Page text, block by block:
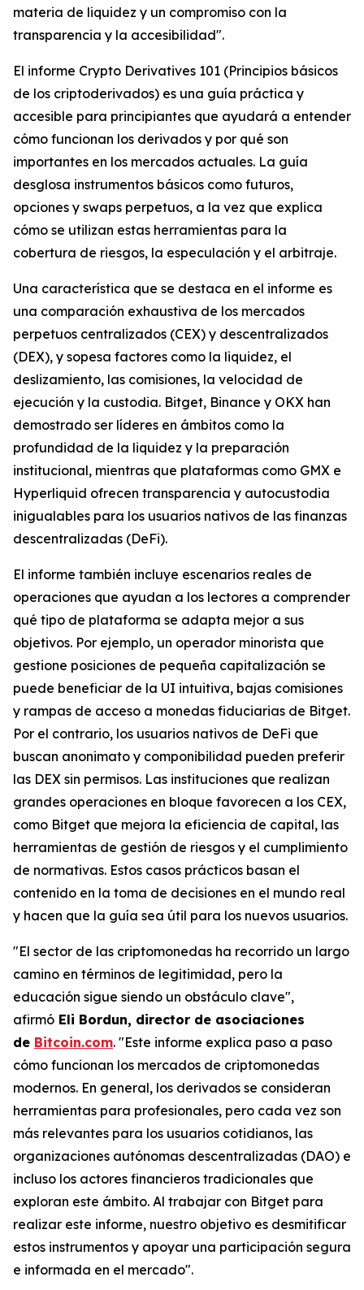
materia de liquidez y un compromiso con la
transparencia y la accesibilidad".
El informe Crypto Derivatives 101 (Principios básicos
de los criptoderivados) es una guía práctica y
accesible para principiantes que ayudará a entender
cómo funcionan los derivados y por qué son
importantes en los mercados actuales. La guía
desglosa instrumentos básicos como futuros,
opciones y swaps perpetuos, a la vez que explica
cómo se utilizan estas herramientas para la
cobertura de riesgos, la especulación y el arbitraje.
Una característica que se destaca en el informe es
una comparación exhaustiva de los mercados
perpetuos centralizados (CEX) y descentralizados
(DEX), y sopesa factores como la liquidez, el
deslizamiento, las comisiones, la velocidad de
ejecución y la custodia. Bitget, Binance y OKX han
demostrado ser líderes en ámbitos como la
profundidad de la liquidez y la preparación
institucional, mientras que plataformas como GMX e
Hyperliquid ofrecen transparencia y autocustodia
inigualables para los usuarios nativos de las finanzas
descentralizadas (DeFi).
El informe también incluye escenarios reales de
operaciones que ayudan a los lectores a comprender
qué tipo de plataforma se adapta mejor a sus
objetivos. Por ejemplo, un operador minorista que
gestione posiciones de pequeña capitalización se
puede beneficiar de la UI intuitiva, bajas comisiones
y rampas de acceso a monedas fiduciarias de Bitget.
Por el contrario, los usuarios nativos de DeFi que
buscan anonimato y componibilidad pueden preferir
las DEX sin permisos. Las instituciones que realizan
grandes operaciones en bloque favorecen a los CEX,
como Bitget que mejora la eficiencia de capital, las
herramientas de gestión de riesgos y el cumplimiento
de normativas. Estos casos prácticos basan el
contenido en la toma de decisiones en el mundo real
y hacen que la guía sea útil para los nuevos usuarios.
"El sector de las criptomonedas ha recorrido un largo
camino en términos de legitimidad, pero la
educación sigue siendo un obstáculo clave",
afirmó Eli Bordun, director de asociaciones
de Bitcoin.com. "Este informe explica paso a paso
cómo funcionan los mercados de criptomonedas
modernos. En general, los derivados se consideran
herramientas para profesionales, pero cada vez son
más relevantes para los usuarios cotidianos, las
organizaciones autónomas descentralizadas (DAO) e
incluso los actores financieros tradicionales que
exploran este ámbito. Al trabajar con Bitget para
realizar este informe, nuestro objetivo es desmitificar
estos instrumentos y apoyar una participación segura
e informada en el mercado".